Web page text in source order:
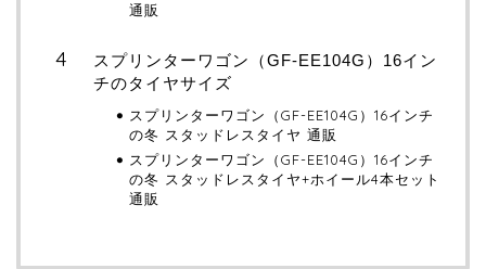
通販
スプリンターワゴン（GF-EE104G）16イン
チのタイヤサイズ
スプリンターワゴン（GF-EE104G）16インチ
の冬 スタッドレスタイヤ 通販
スプリンターワゴン（GF-EE104G）16インチ
の冬 スタッドレスタイヤ+ホイール4本セット
通販